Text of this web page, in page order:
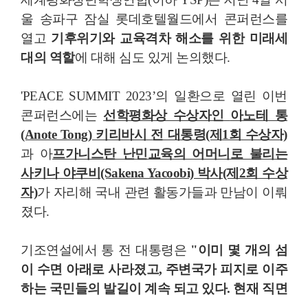
울 송파구 잠실 롯데호텔월드에서 콘퍼런스를
열고 기후위기와 교육격차 해소를 위한 미래세
대의 역할에 대해 심도 있게 논의했다.
'PEACE SUMMIT 2023’의 일환으로 열린 이번
콘퍼런스에는선학평화상 수상자인 아노테 통
(Anote Tong) 키리바시 전 대통령(제1회 수상자)
과 아프가니스탄 난민교육의 어머니로 불리는
사키나 야쿠비(Sakena Yacoobi) 박사(제2회 수상
자)가 자리해 국내 관련 활동가들과 만남이 이뤄
졌다.
기조연설에서 통 전 대통령은 "이미 몇 개의 섬
이 수면 아래로 사라졌고, 주변국가 피지로 이주
하는 국민들의 발길이 계속 되고 있다. 현재 직면